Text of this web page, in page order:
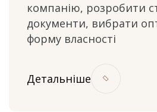
компанію, розробити
документи, вибрати
форму власності
Детальніше